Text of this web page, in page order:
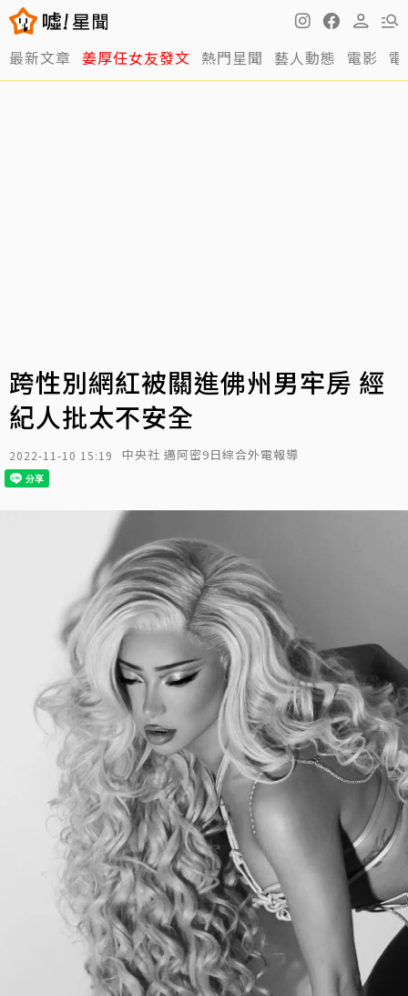
最新文章 姜厚任女友發文 熱門星聞 藝人動態 電影
跨性別網紅被關進佛州男牢房 經
紀人批太不安全
2022-11-10 15:19 中央社 邁阿密9日綜合外電報導